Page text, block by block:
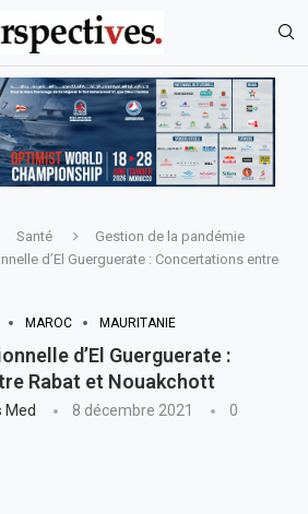
Santé
Gestion de la pandémie
d’El Guerguerate : Concertations entre
MAROC MAURITANIE
d’El Guerguerate :
Rabat et Nouakchott
Med 8 décembre 2021
0